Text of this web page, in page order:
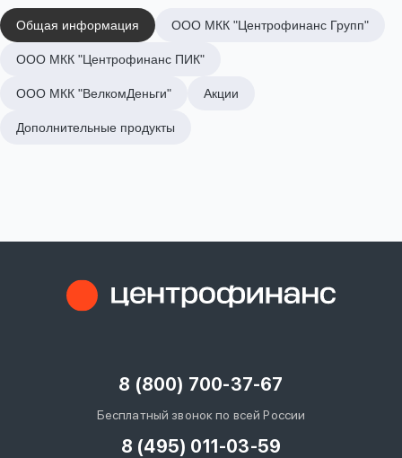
Общая информация ООО МКК "Центрофинанс Групп"
ООО МКК "Центрофинанс ПИК"
ООО МКК "ВелкомДеньги" Акции
Дополнительные продукты
8 (800) 700-37-67
Бесплатный звонок по всей России
8 (495) 011-03-59
Войти под другим номером
предоставления
займов,
политикой
сайта,
согласие
обработку